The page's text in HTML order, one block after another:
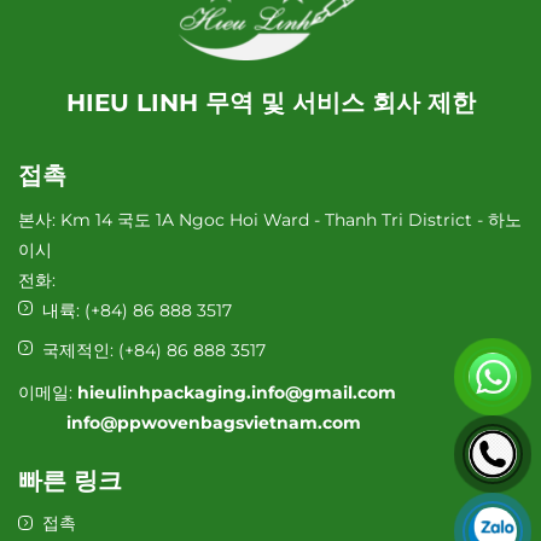
HIEU LINH 무역 및 서비스 회사 제한
접촉
본사: Km 14 국도 1A Ngoc Hoi Ward - Thanh Tri District - 하노
이시
전화:
내륙: (+84) 86 888 3517
국제적인: (+84) 86 888 3517
이메일: hieulinhpackaging.info@gmail.com
info@ppwovenbagsvietnam.com
빠른 링크
접촉